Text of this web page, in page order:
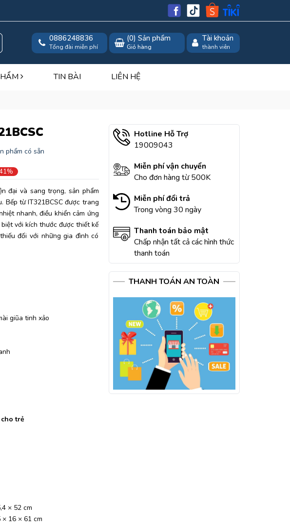
0886248836
Tổng đài miễn phí
(0) Sản phẩm
Giỏ hàng
Tài khoản
thành viên
TIN BÀI LIÊN HỆ
phẩm có sẵn
đại và sang trọng, sản phẩm
Bếp từ IT321BCSC được trang
nhanh, điều khiển cảm ứng
với kích thước được thiết kế
đối với những gia đình có
giũa tinh xảo
trẻ
× 52 cm
16 × 61 cm
Hotline Hỗ Trợ
19009043
Miễn phí vận chuyển
Cho đơn hàng từ 500K
Miễn phí đổi trả
Trong vòng 30 ngày
Thanh toán bảo mật
Chấp nhận tất cả các hình thức
thanh toán
THANH TOÁN AN TOÀN